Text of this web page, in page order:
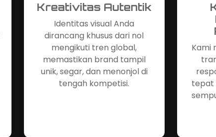
Kreativitas Autentik
Identitas visual Anda
dirancang khusus dari nol
mengikuti tren global,
memastikan brand tampil
unik, segar, dan menonjol di
tengah kompetisi.
Kami
tepat